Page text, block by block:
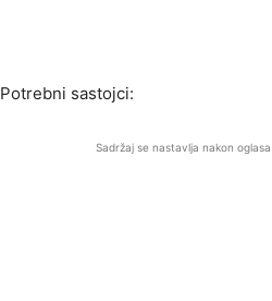
Potrebni sastojci:
Sadržaj se nastavlja nakon oglasa